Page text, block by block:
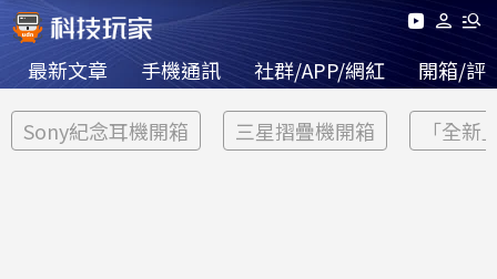
最新文章 手機通訊 社群/APP/網紅 開箱/評
Sony紀念耳機開箱 三星摺疊機開箱 「全新